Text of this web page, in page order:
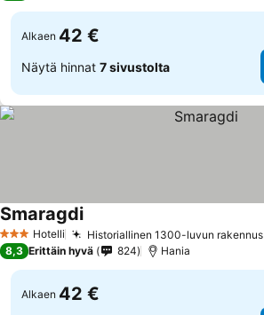
Alkaen 42 €
Näytä hinnat 7 sivustolta
3 Tähtiluokitus
Hotelli Historiallinen 1300-luvun rakennus
Smaragdi
8,3 Erittäin hyvä 824 Hania
Alkaen 42 €